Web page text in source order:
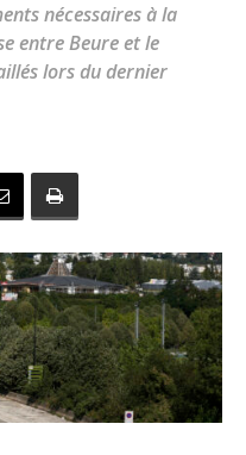
nécessaires à la
entre Beure et le
lors du dernier